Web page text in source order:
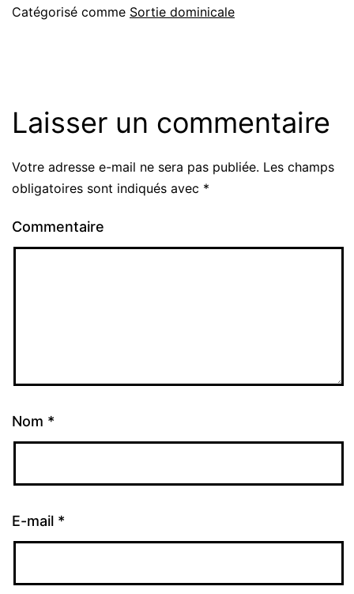
Catégorisé comme Sortie dominicale
Laisser un commentaire
Votre adresse e-mail ne sera pas publiée. Les champs
obligatoires sont indiqués avec *
Commentaire
Nom *
E-mail *